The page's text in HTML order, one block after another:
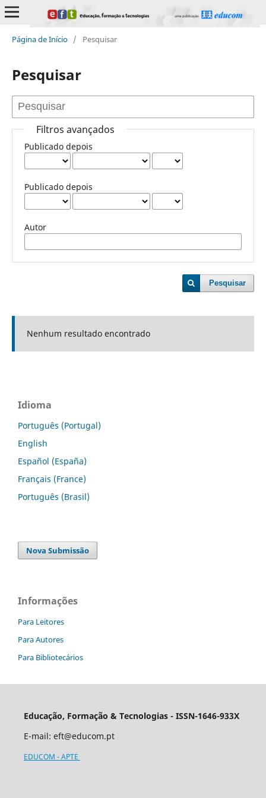
Página de Início / Pesquisar
Pesquisar
Filtros avançados
Publicado depois
Publicado depois
Autor
Pesquisar
Nenhum resultado encontrado
Idioma
Português (Portugal)
English
Español (España)
Français (France)
Português (Brasil)
Nova Submissão
Informações
Para Leitores
Para Autores
Para Bibliotecários
Educação, Formação & Tecnologias - ISSN-1646-933X
E-mail: eft@educom.pt
EDUCOM - APTE